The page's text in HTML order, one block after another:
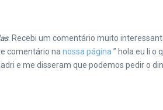
. Recebi um comentário muito
comentário na nossa página ” hola eu li o
e me disseram que podemos pedir o